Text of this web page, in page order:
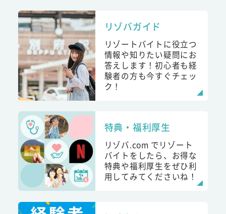
リゾバガイド
リゾートバイトに役立つ
情報や知りたい疑問にお
答えします！初心者も経
験者の方も今すぐチェッ
ク！
特典・福利厚生
リゾバ.com でリゾート
バイトをしたら、お得な
特典や福利厚生をぜひ利
用してみてくださいね！